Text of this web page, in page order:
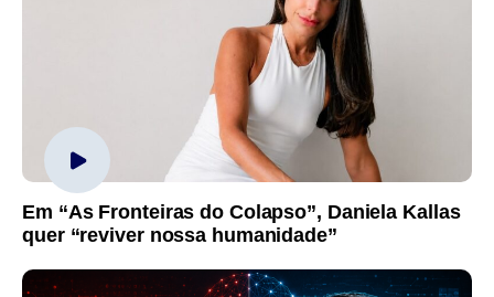
Em “As Fronteiras do Colapso”, Daniela Kallas
quer “reviver nossa humanidade”